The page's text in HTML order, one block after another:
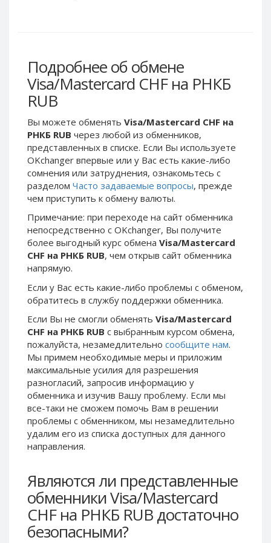
Подробнее об обмене
Visa/Mastercard CHF на РНКБ
RUB
Вы можете обменять Visa/Mastercard CHF на
РНКБ RUB через любой из обменников,
представленных в списке. Если Вы используете
OKchanger впервые или у Вас есть какие-либо
сомнения или затруднения, ознакомьтесь с
разделом Часто задаваемые вопросы, прежде
чем приступить к обмену валюты.
Примечание: при переходе на сайт обменника
непосредственно c OKchanger, Вы получите
более выгодный курс обмена Visa/Mastercard
CHF на РНКБ RUB, чем открыв сайт обменника
напрямую.
Если у Вас есть какие-либо проблемы с обменом,
обратитесь в службу поддержки обменника.
Если Вы не смогли обменять Visa/Mastercard
CHF на РНКБ RUB с выбранным курсом обмена,
пожалуйста, незамедлительно сообщите нам.
Мы примем необходимые меры и приложим
максимальные усилия для разрешения
разногласий, запросив информацию у
обменника и изучив Вашу проблему. Если мы
все-таки не сможем помочь Вам в решении
проблемы c обменником, мы незамедлительно
удалим его из списка доступных для данного
направления.
Являются ли представленные
обменники Visa/Mastercard
CHF на РНКБ RUB достаточно
безопасными?
Skril EUR
Skril INR
Skril PLN
Skril GBP
Skril AUD
Skril NOK
Skril SEK
Paxum USD
Paxum EUR
Epay USD
Epay EUR
Phone Balance RUB
Phone Balance UAH
Phone Balance AMD
Neteller USD
Neteller EUR
Neteller INR
Neteller PLN
Neteller GBP
Neteller NOK
Neteller SEK
PaySera USD
PaySera PLN
AliPay CNY
UnionPay CNY
Paymer USD
Skril EUR
Skril INR
Skril GBP
Skril AUD
Skril NOK
Skril SEK
Paxum USD
Paxum EUR
Epay USD
Epay EUR
Phone Balance UAH
Phone Balance AMD
Neteller USD
Neteller EUR
Neteller INR
Neteller PLN
Neteller GBP
Neteller NOK
Neteller SEK
PaySera PLN
AliPay CNY
UnionPay CNY